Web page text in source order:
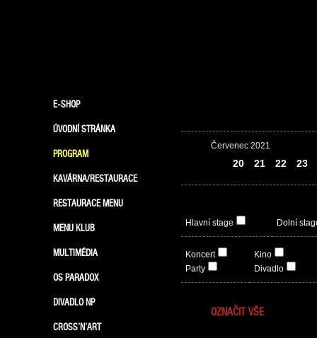
E-SHOP
ÚVODNÍ STRÁNKA
PROGRAM
KAVÁRNA/RESTAURACE
RESTAURACE MENU
MENU KLUB
MULTIMÉDIA
OS PARADOX
DIVADLO NP
CROSS’N’ART
Červenec 2021
20 21 22 23
Hlavní stage Dolní
Koncert
Party
Kino
Divadlo
OZNAČIT VŠE